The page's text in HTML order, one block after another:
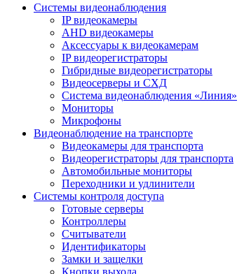
Системы видеонаблюдения
IP видеокамеры
AHD видеокамеры
Аксессуары к видеокамерам
IP видеорегистраторы
Гибридные видеорегистраторы
Видеосерверы и СХД
Система видеонаблюдения «Линия»
Мониторы
Микрофоны
Видеонаблюдение на транспорте
Видеокамеры для транспорта
Видеорегистраторы для транспорта
Автомобильные мониторы
Переходники и удлинители
Системы контроля доступа
Готовые серверы
Контроллеры
Считыватели
Идентификаторы
Замки и защелки
Кнопки выхода